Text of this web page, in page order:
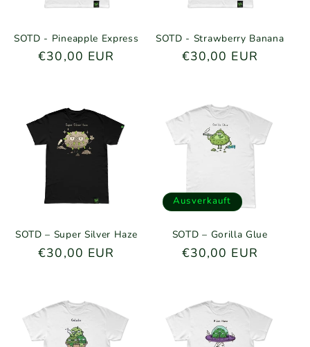
:
SOTD - Pineapple Express
Normaler
€30,00 EUR
SOTD - Strawberry Banana
Normaler
€30,00 EUR
SOTD – Super Silver Haze
Normaler
€30,00 EUR
Ausverkauft
SOTD – Gorilla Glue
Normaler
€30,00 EUR